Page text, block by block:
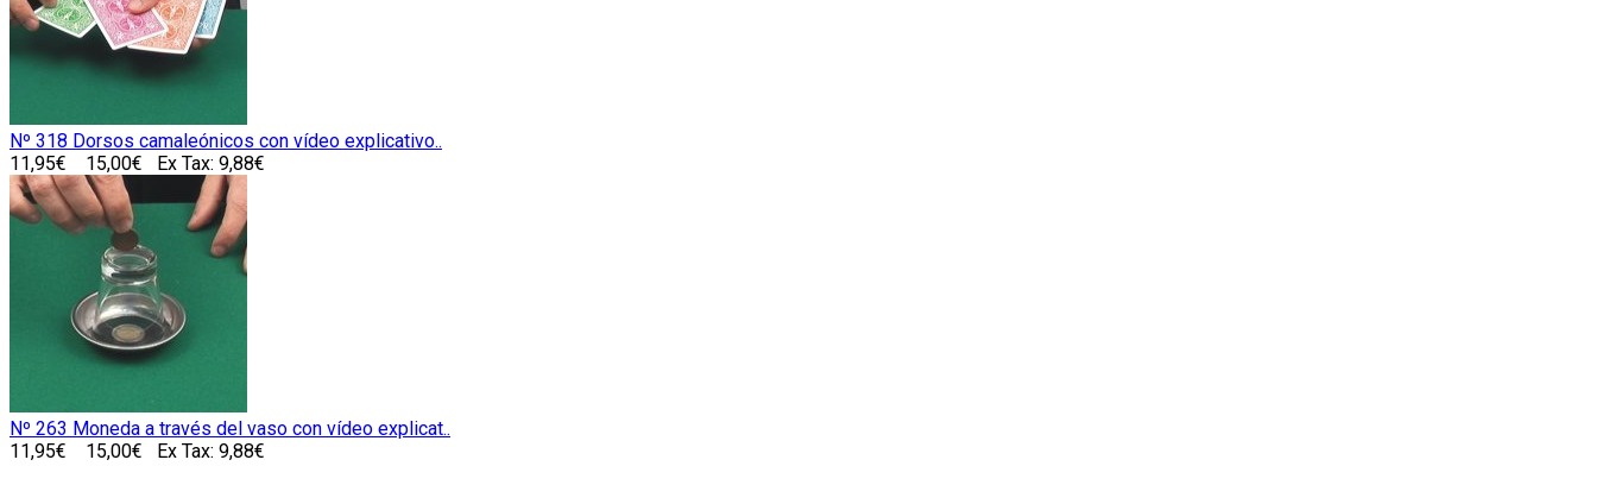
Nº 318 Dorsos camaleónicos con vídeo explicativo..
11,95€
15,00€ Ex Tax: 9,88€
Nº 263 Moneda a través del vaso con vídeo explicat..
11,95€
15,00€ Ex Tax: 9,88€